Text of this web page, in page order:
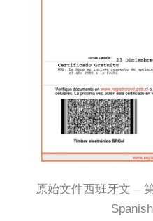
原始文件西班牙文 –